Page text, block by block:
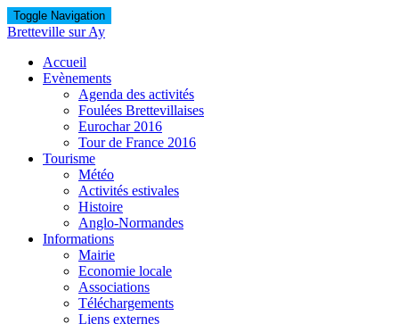
Toggle Navigation
Bretteville sur Ay
Accueil
Evènements
Agenda des activités
Foulées Brettevillaises
Eurochar 2016
Tour de France 2016
Tourisme
Météo
Activités estivales
Histoire
Anglo-Normandes
Informations
Mairie
Economie locale
Associations
Téléchargements
Liens externes